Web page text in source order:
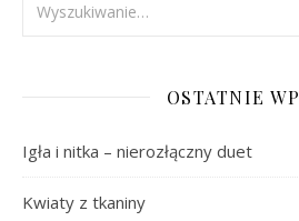
OSTATNIE
Igła i nitka – nierozłączny duet
Kwiaty z tkaniny